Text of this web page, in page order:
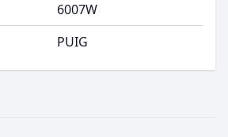
6007W
PUIG